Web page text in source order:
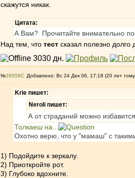
скажутся никак.
Цитата:
А Вам? Прочитайте внимательно
Над тем, что тест сказал полезно долго
№26558 Добавлено: Вс 24 Дек 06, 17:18 (20 лет
Krie пишет:
Neroli пишет:
А от страданий можно
Толкаеш на...
Охотно верю, что у "мамаш" с
1) Подойдите к зеркалу.
2) Приоткройте рот.
3) Глубоко вдохните.